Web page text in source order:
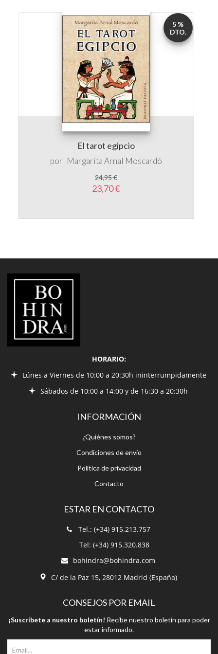
El tarot egipcio
por Margaríta Arnal Moscardó
24,95 €
23,70 €
5 %
DTO.
LIBRERÍA
BOHINDRA
HORARIO:
Lúnes a Viernes de 10:00 a 20:30h ininterrumpidamente
Sábados de 10:00 a 14:00 y de 16:30 a 20:30h
INFORMACIÓN
¿Quiénes somos?
Condiciones de envío
Política de privacidad
Contacto
ESTAR EN CONTACTO
Tel.: (+34) 915.213.757
Tel: (+34) 915.320.838
bohindra@bohindra.com
C/ de la Paz 15, 28012 Madrid (España)
CONSEJOS POR EMAIL
¡Suscríbete a nuestro boletín! Recibe nuestro boletín para poder
estar informado.